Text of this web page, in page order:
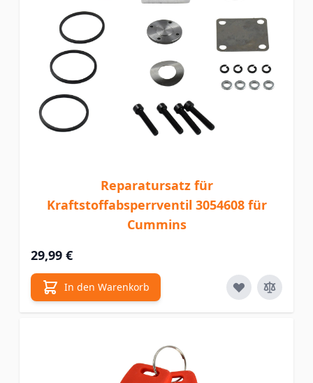
Reparatursatz für
Kraftstoffabsperrventil 3054608 für
Cummins
29,99 €
In den Warenkorb